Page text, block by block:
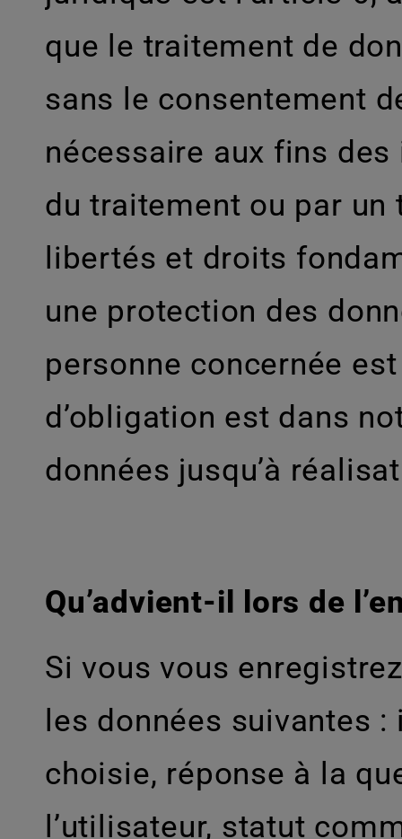
que le traitement de
sans le consentement
nécessaire aux fins
du traitement ou par
libertés et droits
une protection des
personne concernée
d’obligation est dans
données jusqu’à
Qu’advient-il lors de
Si vous vous
les données suivantes
choisie, réponse à la
l’utilisateur, statut